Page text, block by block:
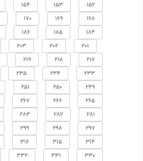
152
153
154
168
169
170
184
185
186
201
202
203
217
218
219
233
234
235
249
250
251
265
266
267
281
282
283
297
298
299
314
315
316
330
331
332